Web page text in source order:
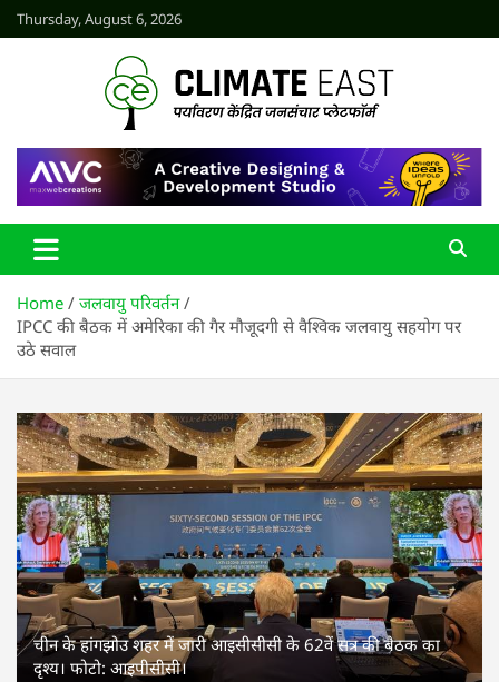
Skip
to
Thursday, August 6, 2026
CLIMATE EAST
Home
जलवायु परिवर्तन
IPCC की बैठक में अमेरिका की गैर मौजूदगी से वैश्विक जलवायु सहयोग पर
उठे सवाल
चीन के हांगझोउ शहर में जारी आइसीसीसी के 62वें सत्र की बैठक का
दृश्य। फोटो: आइपीसीसी।